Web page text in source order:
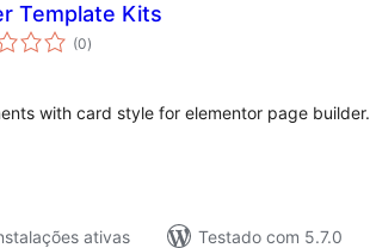
Template Kits
(0total
de
)
with card style for elementor page builder.
ativas
Testado com 5.7.0